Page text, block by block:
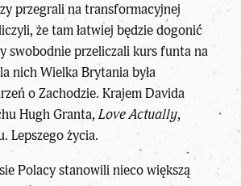
przegrali na transformacyjnej
że tam łatwiej będzie dogonić
swobodnie przeliczali kurs funta na
nich Wielka Brytania była
o Zachodzie. Krajem Davida
Hugh Granta,Love Actually,
Lepszego życia.
Polacy stanowili nieco większą